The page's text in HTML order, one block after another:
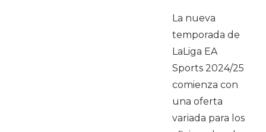
La nueva
temporada de
LaLiga EA
Sports 2024/25
comienza con
una oferta
variada para los